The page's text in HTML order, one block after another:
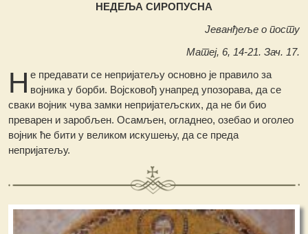
НЕДЕЉА СИРОПУСНА
Јеванђеље о посту
Матеј, 6, 14-21. Зач. 17.
Н е предавати се непријатељу основно је правило за
војника у борби. Војсковођ унапред упозорава, да се
сваки војник чува замки непријатељских, да не би био
преварен и заробљен. Осамљен, огладнео, озебао и оголео
војник ће бити у великом искушењу, да се преда
непријатељу.